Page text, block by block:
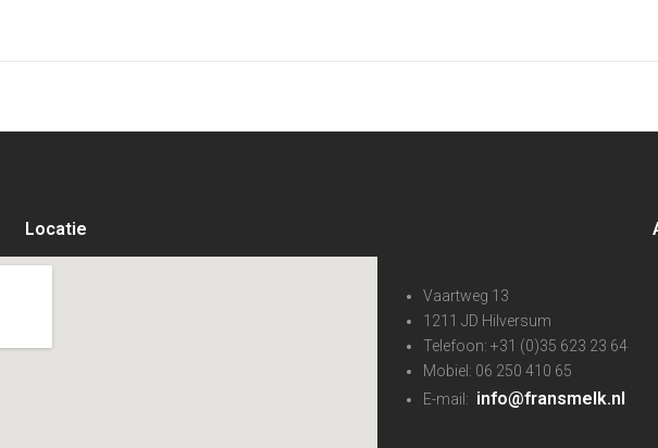
Locatie
Vaartweg 13
1211 JD Hilversum
Telefoon: +31 (0)35 623 23 64
Mobiel: 06 250 410 65
E-mail: info@fransmelk.nl